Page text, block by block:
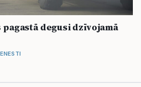
degusi dzīvojamā